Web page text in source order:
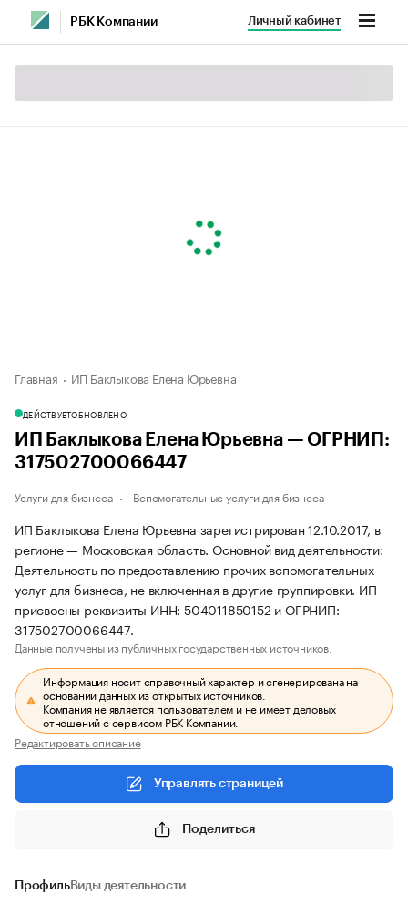
РБК Компании Личный кабинет
Главная ИП Баклыкова Елена Юрьевна
ДЕЙСТВУЕТОБНОВЛЕНО
ИП Баклыкова Елена Юрьевна — ОГРНИП:
317502700066447
Услуги для бизнеса Вспомогательные услуги для бизнеса
ИП Баклыкова Елена Юрьевна зарегистрирован 12.10.2017, в
регионе — Московская область. Основной вид деятельности:
Деятельность по предоставлению прочих вспомогательных
услуг для бизнеса, не включенная в другие группировки. ИП
присвоены реквизиты ИНН: 504011850152 и ОГРНИП:
317502700066447.
Данные получены из публичных государственных источников.
Информация носит справочный характер и сгенерирована на
основании данных из открытых источников.
Компания не является пользователем и не имеет деловых
отношений с сервисом РБК Компании.
Редактировать описание
Управлять страницей
Поделиться
ПрофильВиды деятельности